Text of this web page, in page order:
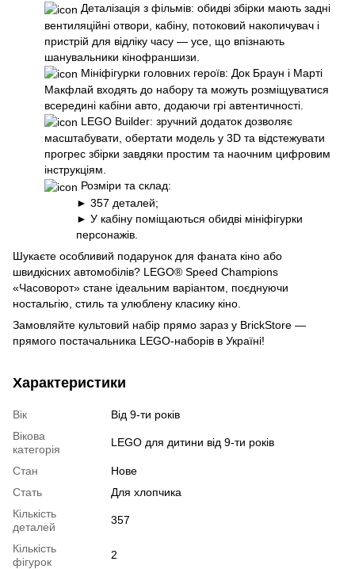
Деталізація з фільмів: обидві збірки мають задні
вентиляційні отвори, кабіну, потоковий накопичувач і
пристрій для відліку часу — усе, що впізнають
шанувальники кінофраншизи.
Мініфігурки головних героїв: Док Браун і Марті
Макфлай входять до набору та можуть розміщуватися
всередині кабіни авто, додаючи грі автентичності.
LEGO Builder: зручний додаток дозволяє
масштабувати, обертати модель у 3D та відстежувати
прогрес збірки завдяки простим та наочним цифровим
інструкціям.
Розміри та склад:
► 357 деталей;
► У кабіну поміщаються обидві мініфігурки
персонажів.
Шукаєте особливий подарунок для фаната кіно або
швидкісних автомобілів? LEGO® Speed Champions
«Часоворот» стане ідеальним варіантом, поєднуючи
ностальгію, стиль та улюблену класику кіно.
Замовляйте культовий набір прямо зараз у BrickStore —
прямого постачальника LEGO-наборів в Україні!
Характеристики
Вік
Від 9-ти років
Вікова
категорія
LEGO для дитини від 9-ти років
Стан
Нове
Стать
Для хлопчика
Кількість
деталей
357
Кількість
фігурок
2